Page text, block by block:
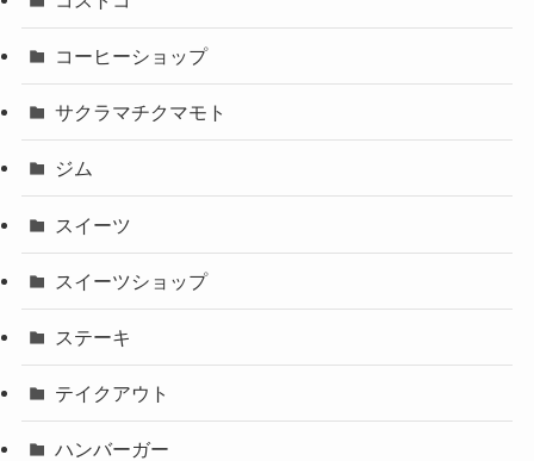
コーヒーショップ
サクラマチクマモト
ジム
スイーツ
スイーツショップ
ステーキ
テイクアウト
ハンバーガー